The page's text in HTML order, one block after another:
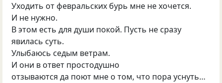
Уходить от февральских бурь мне не хочется.
И не нужно.
В этом есть для души покой. Пусть не сразу
явилась суть.
Улыбаюсь седым ветрам.
И они в ответ простодушно
отзываются да поют мне о том, что пора уснуть…